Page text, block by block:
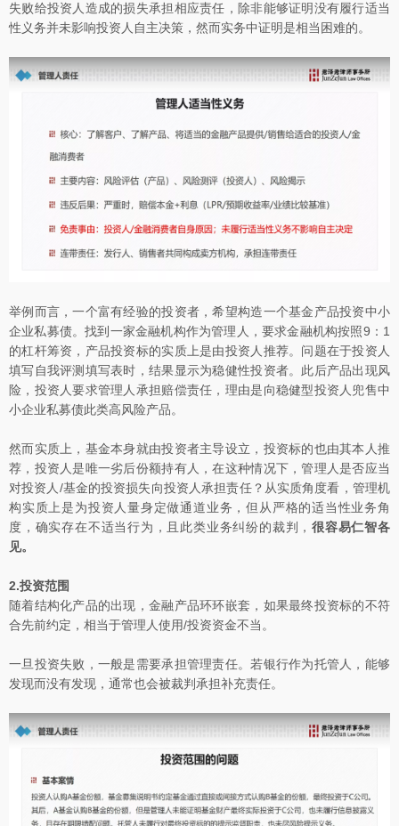
失败给投资人造成的损失承担相应责任，除非能够证明没有履行适当
性义务并未影响投资人自主决策，然而实务中证明是相当困难的。
举例而言，一个富有经验的投资者，希望构造一个基金产品投资中小
企业私募债。找到一家金融机构作为管理人，要求金融机构按照9：1
的杠杆筹资，产品投资标的实质上是由投资人推荐。问题在于投资人
填写自我评测填写表时，结果显示为稳健性投资者。此后产品出现风
险，投资人要求管理人承担赔偿责任，理由是向稳健型投资人兜售中
小企业私募债此类高风险产品。
然而实质上，基金本身就由投资者主导设立，投资标的也由其本人推
荐，投资人是唯一劣后份额持有人，在这种情况下，管理人是否应当
对投资人/基金的投资损失向投资人承担责任？从实质角度看，管理机
构实质上是为投资人量身定做通道业务，但从严格的适当性业务角
度，确实存在不适当行为，且此类业务纠纷的裁判，很容易仁智各
见。
2.投资范围
随着结构化产品的出现，金融产品环环嵌套，如果最终投资标的不符
合先前约定，相当于管理人使用/投资资金不当。
一旦投资失败，一般是需要承担管理责任。若银行作为托管人，能够
发现而没有发现，通常也会被裁判承担补充责任。